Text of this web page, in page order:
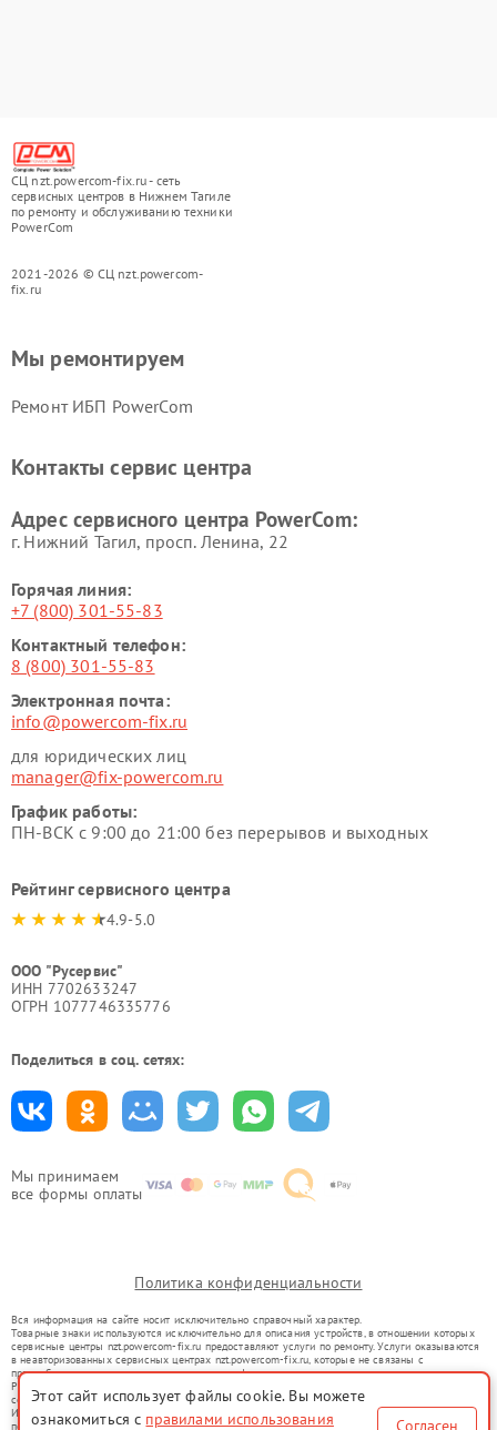
СЦ nzt.powercom-fix.ru - сеть
сервисных центров в Нижнем Тагиле
по ремонту и обслуживанию техники
PowerCom
2021-2026 © СЦ nzt.powercom-
fix.ru
Мы принимаем
все формы оплаты
Мы ремонтируем
Ремонт ИБП PowerCom
Контакты сервис центра
Адрес сервисного центра PowerCom:
г. Нижний Тагил, просп. Ленина, 22
Горячая линия:
+7 (800) 301-55-83
Контактный телефон:
8 (800) 301-55-83
Электронная почта:
info@powercom-fix.ru
для юридических лиц
manager@fix-powercom.ru
График работы:
ПН-ВСК с 9:00 до 21:00 без перерывов и выходных
Рейтинг сервисного центра
4.9-5.0
ООО "Русервис"
ИНН 7702633247
ОГРН 1077746335776
Поделиться в соц. сетях:
Политика конфиденциальности
Вся информация на сайте носит исключительно справочный характер.
Товарные знаки используются исключительно для описания устройств, в отношении которых
сервисные центры nzt.powercom-fix.ru предоставляют услуги по ремонту. Услуги оказываются
в неавторизованных сервисных центрах nzt.powercom-fix.ru, которые не связаны с
правообладателями товарных знаков или их официальными представителями.
Ремонт осуществляется для устройств, уже введенных в гражданский оборот в соответствии
со статьей 1487 ГК РФ.
Использование товарных знаков не преследует цели индивидуализации услуг или введения
потребителей в заблуждение, а служит для информирования о предоставляемых услугах по
Этот сайт использует файлы cookie. Вы можете
ознакомиться с правилами использования Согласен